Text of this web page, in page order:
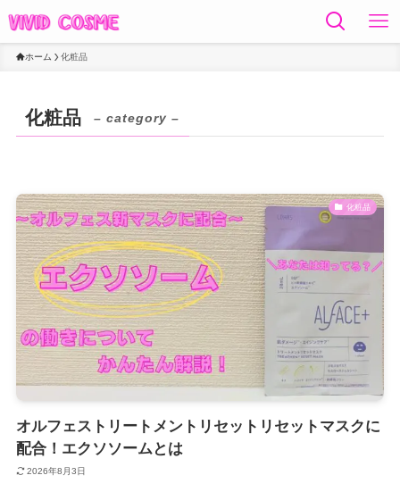
ホーム 化粧品
化粧品 – category –
化粧品
オルフェストリートメントリセットリセットマスクに
配合！エクソソームとは
2026年8月3日